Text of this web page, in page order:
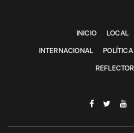
INICIO LOCAL
INTERNACIONAL POLÍTICA
REFLECTOR